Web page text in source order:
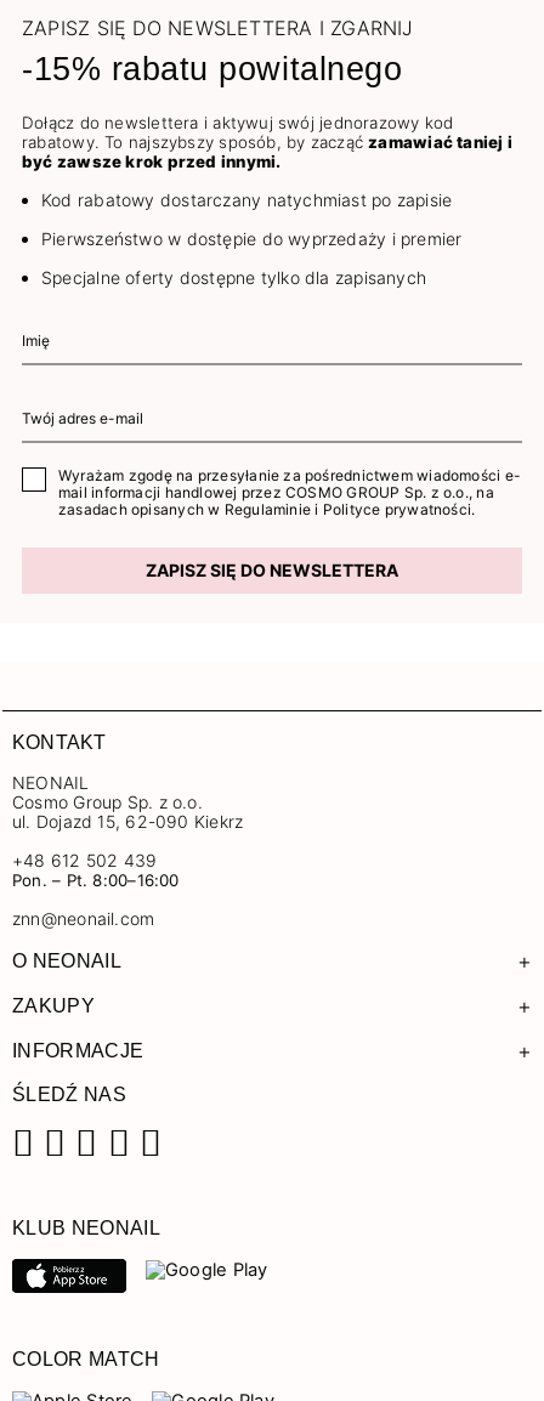
ZAPISZ SIĘ DO NEWSLETTERA I ZGARNIJ
-15% rabatu powitalnego
Dołącz do newslettera i aktywuj swój jednorazowy kod
rabatowy. To najszybszy sposób, by zacząćzamawiać taniej i
być zawsze krok przed innymi.
Kod rabatowy dostarczany natychmiast po zapisie
Pierwszeństwo w dostępie do wyprzedaży i premier
Specjalne oferty dostępne tylko dla zapisanych
Wyrażam zgodę na przesyłanie za pośrednictwem wiadomości e-
mail informacji handlowej przez COSMO GROUP Sp. z o.o., na
zasadach opisanych w Regulaminie i Polityce prywatności.
ZAPISZ SIĘ DO NEWSLETTERA
KONTAKT
NEONAIL
Cosmo Group Sp. z o.o.
ul. Dojazd 15, 62-090 Kiekrz
+48 612 502 439
Pon. – Pt. 8:00–16:00
znn@neonail.com
O NEONAIL +
ZAKUPY +
INFORMACJE +
ŚLEDŹ NAS
KLUB NEONAIL
COLOR MATCH